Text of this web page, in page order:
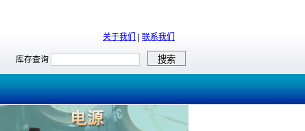
关于我们 联系我们
库存查询